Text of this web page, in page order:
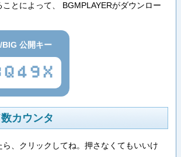
ことによって、 BGMPLAYERがダウンロー
BIG 公開キー
カウンタ
ら、クリックしてね。押さなくてもいいけ